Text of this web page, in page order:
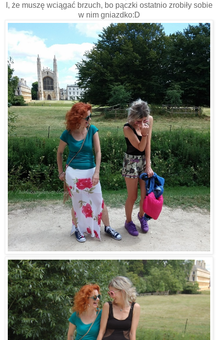
I, że muszę wciągać brzuch, bo pączki ostatnio zrobiły sobie
w nim gniazdko:D